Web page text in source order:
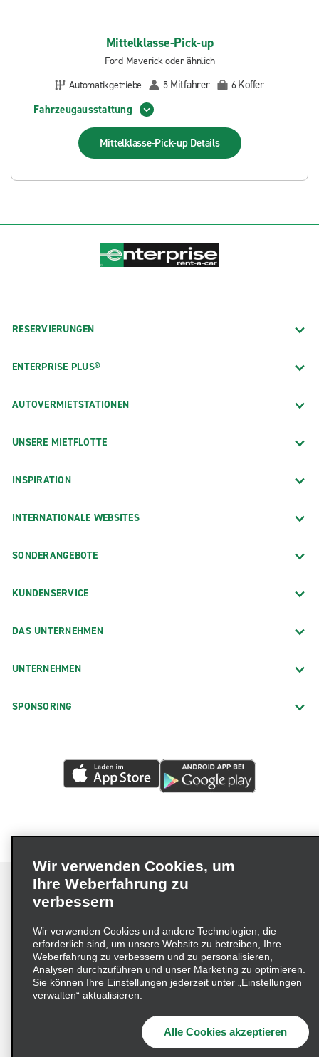
Mittelklasse-Pick-up
Ford Maverick oder ähnlich
Automatikgetriebe
5 Mitfahrer 6Koffer
Fahrzeugausstattung
Mittelklasse-Pick-up Details
RESERVIERUNGEN
ENTERPRISE PLUS®
AUTOVERMIETSTATIONEN
UNSERE MIETFLOTTE
INSPIRATION
INTERNATIONALE WEBSITES
SONDERANGEBOTE
KUNDENSERVICE
DAS UNTERNEHMEN
UNTERNEHMEN
SPONSORING
Impressum Nutzungsbedingungen
Datenschutzrichtlinie
Cookie-Richtlinie
Datenschutzoptionen
Lieferkettensorgfaltspflichtengesetz (LkSG) Grundsatzerklärung
Beschwerdeverfahren nach dem
© 2026 Enterprise Holdings, Inc. Alle Rechte vorbehalten
Wir verwenden Cookies, um
Ihre Weberfahrung zu
verbessern
Wir verwenden Cookies und andere Technologien, die
erforderlich sind, um unsere Website zu betreiben, Ihre
Weberfahrung zu verbessern und zu personalisieren,
Analysen durchzuführen und unser Marketing zu optimieren.
Sie können Ihre Einstellungen jederzeit unter „Einstellungen
verwalten“ aktualisieren.
Alle Cookies akzeptieren